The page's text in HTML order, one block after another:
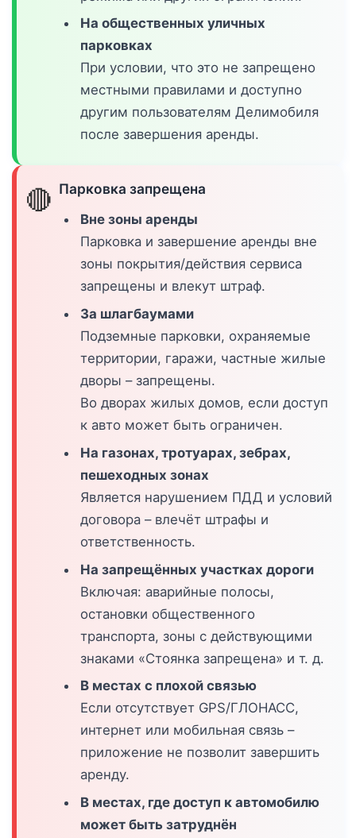
На общественных уличных
парковках
При условии, что это не запрещено
местными правилами и доступно
другим пользователям Делимобиля
после завершения аренды.
🔴 Парковка запрещена
Вне зоны аренды
Парковка и завершение аренды вне
зоны покрытия/действия сервиса
запрещены и влекут штраф.
За шлагбаумами
Подземные парковки, охраняемые
территории, гаражи, частные жилые
дворы – запрещены.
Во дворах жилых домов, если доступ
к авто может быть ограничен.
На газонах, тротуарах, зебрах,
пешеходных зонах
Является нарушением ПДД и условий
договора – влечёт штрафы и
ответственность.
На запрещённых участках дороги
Включая: аварийные полосы,
остановки общественного
транспорта, зоны с действующими
знаками «Стоянка запрещена» и т. д.
В местах с плохой связью
Если отсутствует GPS/ГЛОНАСС,
интернет или мобильная связь –
приложение не позволит завершить
аренду.
В местах, где доступ к автомобилю
может быть затруднён